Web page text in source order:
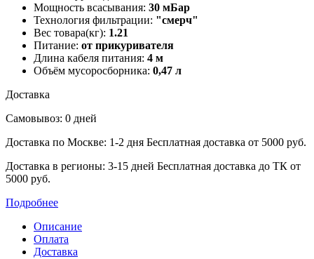
Мощность всасывания: 30 мБар
Технология фильтрации: "смерч"
Вес товара(кг): 1.21
Питание: от прикуривателя
Длина кабеля питания: 4 м
Объём мусоросборника: 0,47 л
Доставка
Самовывоз: 0 дней
Доставка по Москве: 1-2 дня Бесплатная доставка от 5000 руб.
Доставка в регионы: 3-15 дней Бесплатная доставка до ТК от
5000 руб.
Подробнее
Описание
Оплата
Доставка